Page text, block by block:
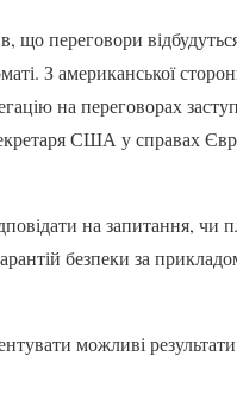
що переговори
З американської
на переговорах
США у справах
на запитання, чи
безпеки за
можливі